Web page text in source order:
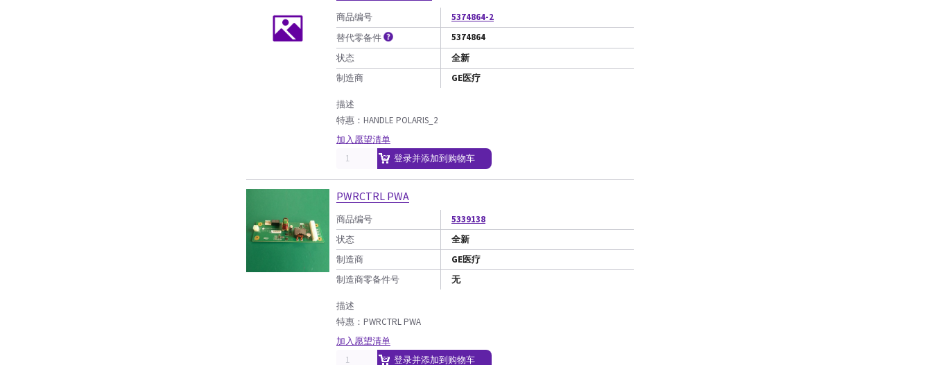
商品编号
5374864-2
替代零备件
5374864
状态
全新
制造商
GE医疗
描述
特惠：HANDLE POLARIS_2
加入愿望清单
登录并添加到购物车
PWRCTRL PWA
商品编号
5339138
状态
全新
制造商
GE医疗
制造商零备件号
无
描述
特惠：PWRCTRL PWA
加入愿望清单
登录并添加到购物车